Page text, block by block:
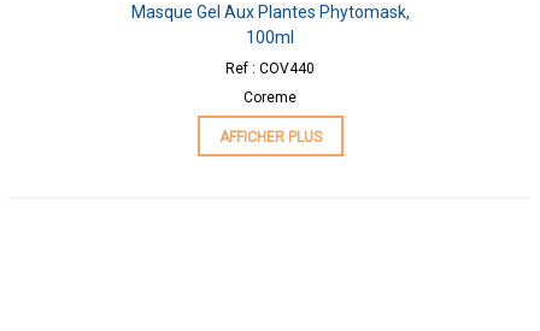
Masque Gel Aux Plantes Phytomask,
100ml
Ref : COV440
Coreme
AFFICHER PLUS